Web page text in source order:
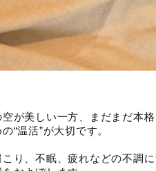
が美しい一方、まだまだ本
“温活”が大切です。
り、不眠、疲れなどの不調